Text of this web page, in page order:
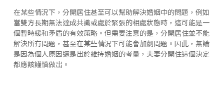
在某些情況下，分開居住甚至可以幫助解決婚姻中的問題，例如
當雙方長期無法達成共識或處於緊張的相處狀態時，這可能是一
個暫時緩和矛盾的有效策略。但需要注意的是，分開居住並不能
解決所有問題，甚至在某些情況下可能會加劇問題。因此，無論
是因為個人原因還是出於維持婚姻的考量，夫妻分開住這個決定
都應該謹慎做出。